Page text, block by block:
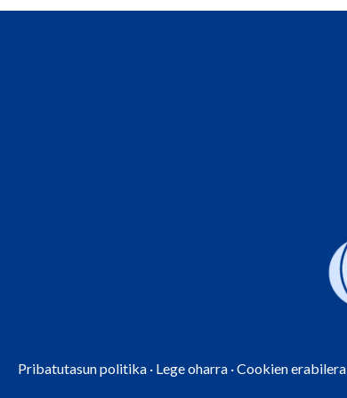
Pribatutasun politika · Lege oharra ·Cookien erabilera